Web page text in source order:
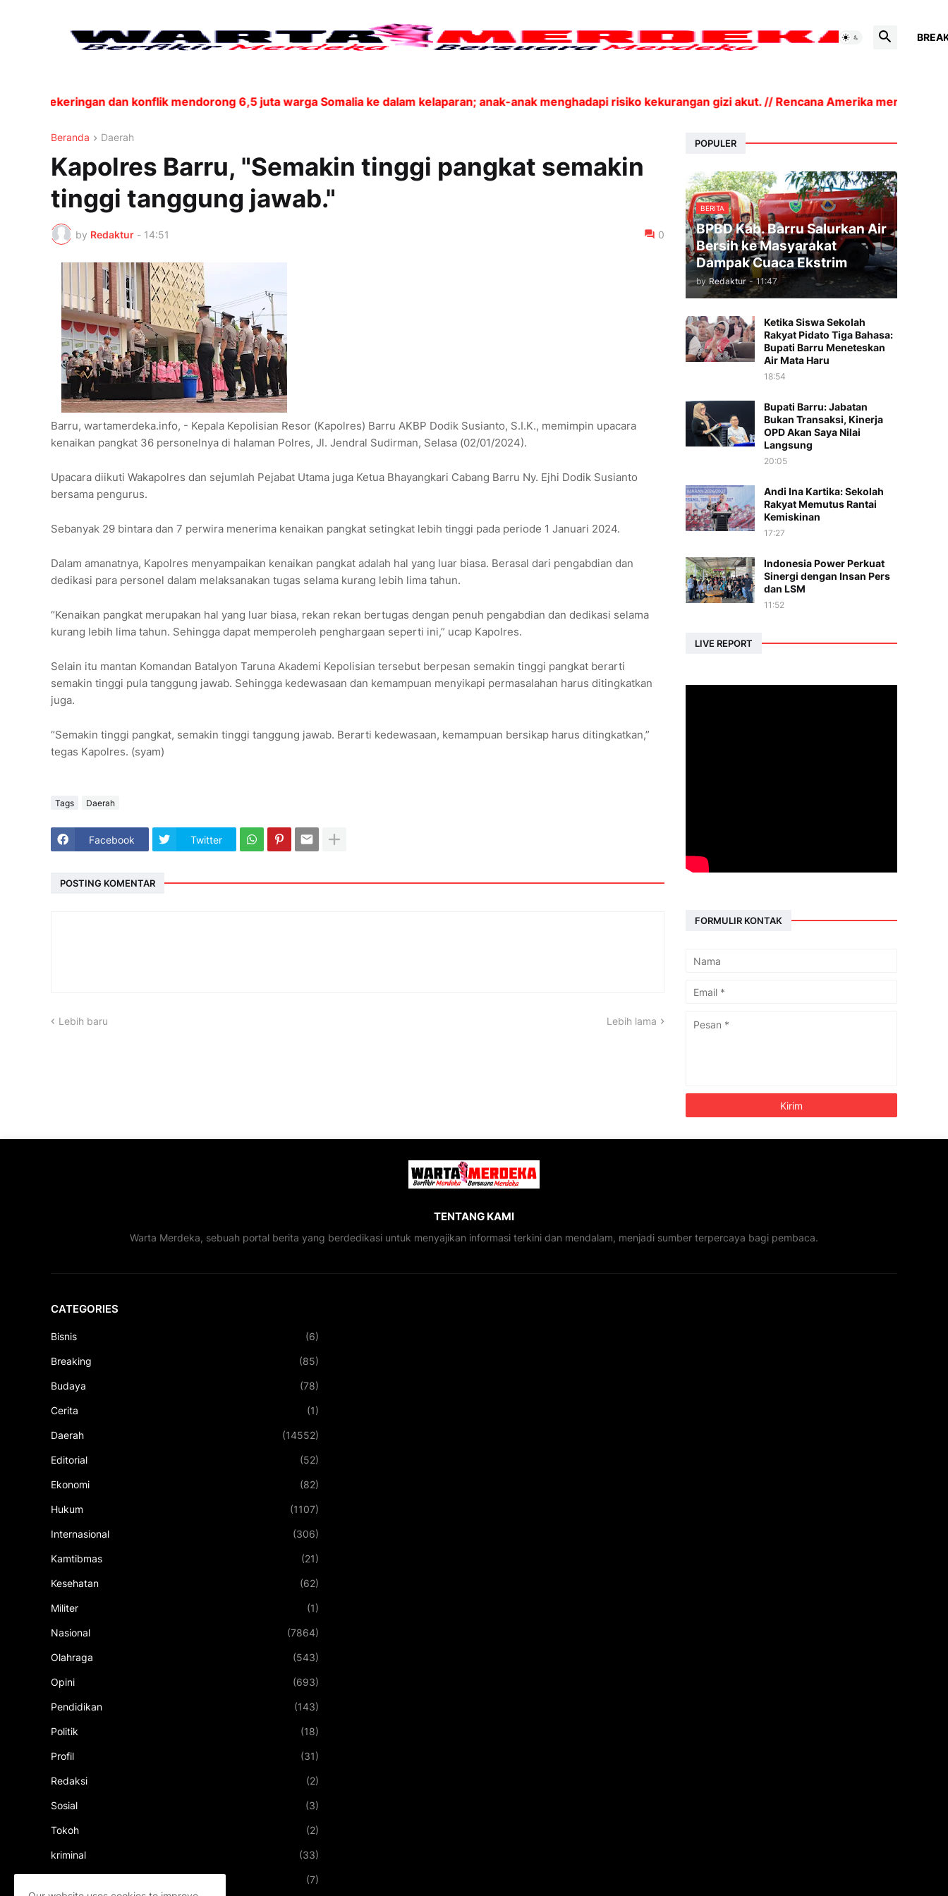
dan konflik mendorong 6,5 juta warga Somalia ke dalam kelaparan; anak-anak menghadapi risiko kekurangan gizi akut. // Rencana Amerika menaikkan
Beranda Daerah
Kapolres Barru, "Semakin tinggi pangkat semakin
tinggi tanggung jawab."
by Redaktur - 14:51 0
Barru, wartamerdeka.info, - Kepala Kepolisian Resor (Kapolres) Barru AKBP Dodik Susianto, S.I.K., memimpin upacara
kenaikan pangkat 36 personelnya di halaman Polres, Jl. Jendral Sudirman, Selasa (02/01/2024).
Upacara diikuti Wakapolres dan sejumlah Pejabat Utama juga Ketua Bhayangkari Cabang Barru Ny. Ejhi Dodik Susianto
bersama pengurus.
Sebanyak 29 bintara dan 7 perwira menerima kenaikan pangkat setingkat lebih tinggi pada periode 1 Januari 2024.
Dalam amanatnya, Kapolres menyampaikan kenaikan pangkat adalah hal yang luar biasa. Berasal dari pengabdian dan
dedikasi para personel dalam melaksanakan tugas selama kurang lebih lima tahun.
“Kenaikan pangkat merupakan hal yang luar biasa, rekan rekan bertugas dengan penuh pengabdian dan dedikasi selama
kurang lebih lima tahun. Sehingga dapat memperoleh penghargaan seperti ini,” ucap Kapolres.
Selain itu mantan Komandan Batalyon Taruna Akademi Kepolisian tersebut berpesan semakin tinggi pangkat berarti
semakin tinggi pula tanggung jawab. Sehingga kedewasaan dan kemampuan menyikapi permasalahan harus ditingkatkan
juga.
“Semakin tinggi pangkat, semakin tinggi tanggung jawab. Berarti kedewasaan, kemampuan bersikap harus ditingkatkan,”
tegas Kapolres. (syam)
Tags Daerah
Facebook Twitter
POSTING KOMENTAR
Lebih baru Lebih lama
POPULER
BERITA
BPBD Kab. Barru Salurkan Air
Bersih ke Masyarakat
Dampak Cuaca Ekstrim
by Redaktur - 11:47
Ketika Siswa Sekolah
Rakyat Pidato Tiga Bahasa:
Bupati Barru Meneteskan
Air Mata Haru
18:54
Bupati Barru: Jabatan
Bukan Transaksi, Kinerja
OPD Akan Saya Nilai
Langsung
20:05
Andi Ina Kartika: Sekolah
Rakyat Memutus Rantai
Kemiskinan
17:27
Indonesia Power Perkuat
Sinergi dengan Insan Pers
dan LSM
11:52
LIVE REPORT
FORMULIR KONTAK
TENTANG KAMI
Warta Merdeka, sebuah portal berita yang berdedikasi untuk menyajikan informasi terkini dan mendalam, menjadi sumber terpercaya bagi pembaca.
CATEGORIES
Bisnis (6)
Breaking (85)
Budaya (78)
Cerita (1)
Daerah (14552)
Editorial (52)
Ekonomi (82)
Hukum (1107)
Internasional (306)
Kamtibmas (21)
Kesehatan (62)
Militer (1)
Nasional (7864)
Olahraga (543)
Opini (693)
Pendidikan (143)
Politik (18)
Profil (31)
Redaksi (2)
Sosial (3)
Tokoh (2)
kriminal (33)
(7)